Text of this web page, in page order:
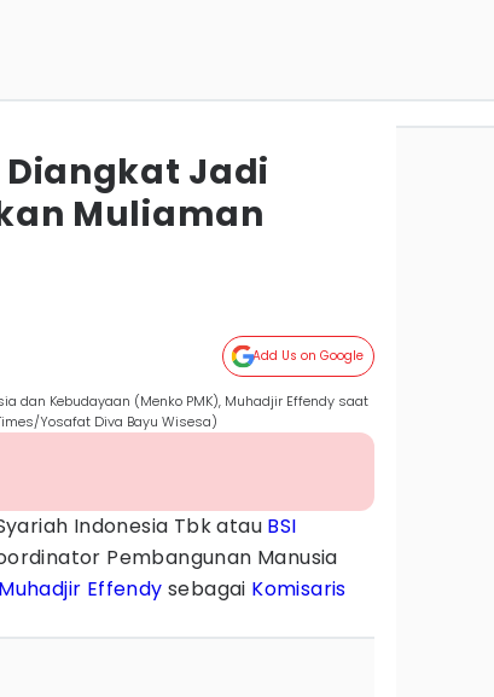
Jadi
Muliaman
Add Us on Google
dan Kebudayaan (Menko PMK), Muhadjir Effendy saat
Yosafat Diva Bayu Wisesa)
Indonesia Tbk atau BSI
Pembangunan Manusia
Muhadjir Effendy sebagai Komisaris